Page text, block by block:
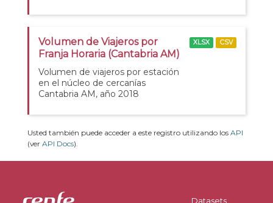
Volumen de Viajeros por
Franja Horaria (Cantabria AM)
Volumen de viajeros por estación
en el núcleo de cercanías
Cantabria AM, año 2018
XLSX CSV
Usted también puede acceder a este registro utilizando los API
(ver API Docs).
Datasets